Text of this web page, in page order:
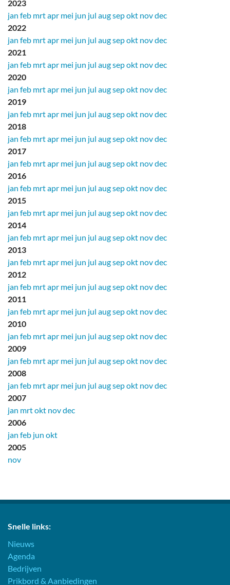
2023
jan feb mrtapr mei jun jul augsepokt novdec
2022
jan feb mrtapr mei jun jul augsepokt novdec
2021
jan feb mrtapr mei jun jul augsepokt novdec
2020
jan feb mrtapr mei jun jul augsepokt novdec
2019
jan feb mrtapr mei jun jul augsepokt novdec
2018
jan feb mrtapr mei jun jul augsepokt novdec
2017
jan feb mrtapr mei jun jul augsepokt novdec
2016
jan feb mrtapr mei jun jul augsepokt novdec
2015
jan feb mrtapr mei jun jul augsepokt novdec
2014
jan feb mrtapr mei jun jul augsepokt novdec
2013
jan feb mrtapr mei jun jul augsepokt novdec
2012
jan feb mrtapr mei jun jul augsepokt novdec
2011
jan feb mrtapr mei jun jul augsepokt novdec
2010
jan feb mrtapr mei jun jul augsepokt novdec
2009
jan feb mrtapr mei jun jul augsepokt novdec
2008
jan feb mrtapr mei jun jul augsepokt novdec
2007
jan mrtokt novdec
2006
jan feb jun okt
2005
nov
Snelle links:
Nieuws
Agenda
Bedrijven
Prikbord & Aanbiedingen